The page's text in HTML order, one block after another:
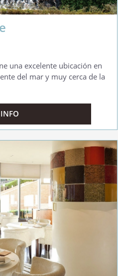
una excelente ubicación en
del mar y muy cerca de la